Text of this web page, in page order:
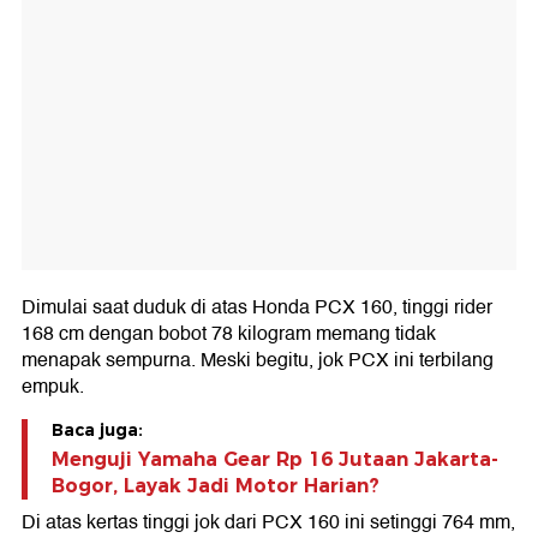
Dimulai saat duduk di atas Honda PCX 160, tinggi rider
168 cm dengan bobot 78 kilogram memang tidak
menapak sempurna. Meski begitu, jok PCX ini terbilang
empuk.
Baca juga:
Menguji Yamaha Gear Rp 16 Jutaan Jakarta-
Bogor, Layak Jadi Motor Harian?
Di atas kertas tinggi jok dari PCX 160 ini setinggi 764 mm,